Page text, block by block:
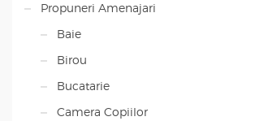
Propuneri Amenajari
Baie
Birou
Bucatarie
Camera Copiilor